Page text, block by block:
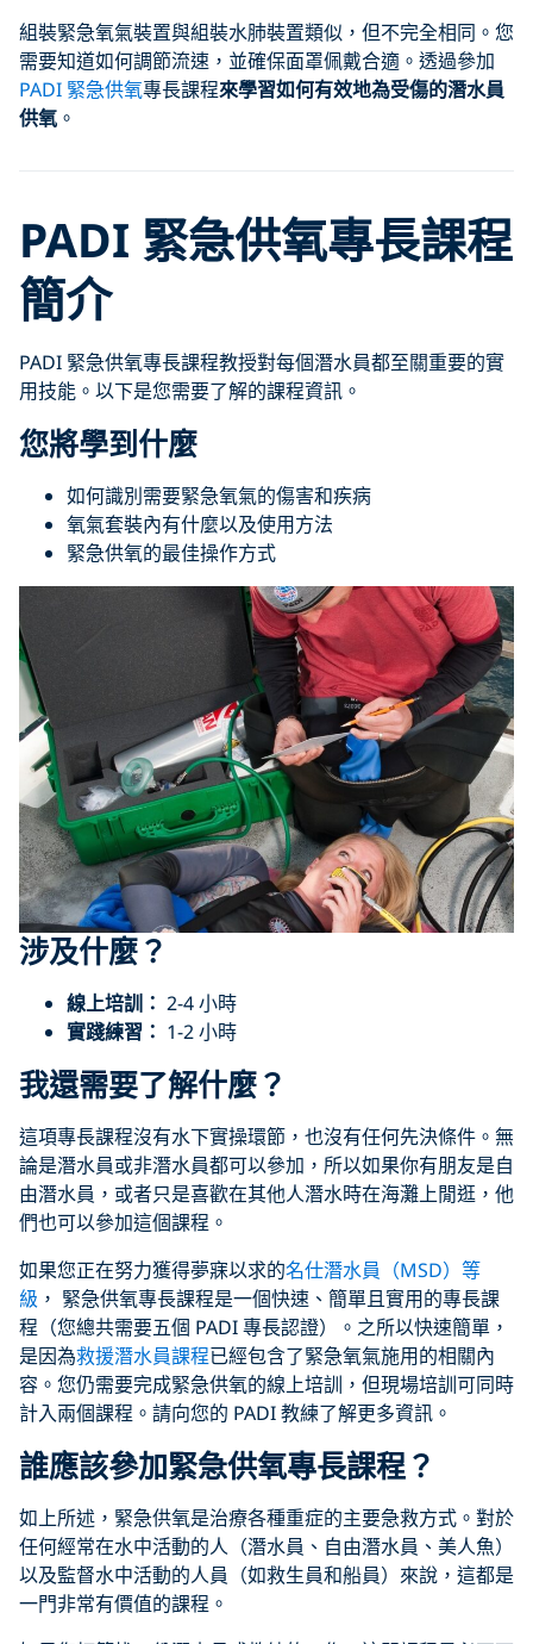
組裝緊急氧氣裝置與組裝水肺裝置類似，但不完全相同。您
需要知道如何調節流速，並確保面罩佩戴合適。透過參加
PADI 緊急供氧專長課程來學習如何有效地為受傷的潛水員
供氧 。
PADI 緊急供氧專長課程
簡介
PADI 緊急供氧專長課程教授對每個潛水員都至關重要的實
用技能。以下是您需要了解的課程資訊。
您將學到什麼
如何識別需要緊急氧氣的傷害和疾病
氧氣套裝內有什麼以及使用方法
緊急供氧的最佳操作方式
涉及什麼？
線上培訓： 2-4 小時
實踐練習： 1-2 小時
我還需要了解什麼？
這項專長課程沒有水下實操環節，也沒有任何先決條件。無
論是潛水員或非潛水員都可以參加，所以如果你有朋友是自
由潛水員，或者只是喜歡在其他人潛水時在海灘上閒逛，他
們也可以參加這個課程。
如果您正在努力獲得夢寐以求的名仕潛水員（MSD）等
級 ， 緊急供氧專長課程是一個快速、簡單且實用的專長課
程（您總共需要五個 PADI 專長認證）。之所以快速簡單，
是因為救援潛水員課程已經包含了緊急氧氣施用的相關內
容。您仍需要完成緊急供氧的線上培訓，但現場培訓可同時
計入兩個課程。請向您的 PADI 教練了解更多資訊。
誰應該參加緊急供氧專長課程？
如上所述，緊急供氧是治療各種重症的主要急救方式。對於
任何經常在水中活動的人（潛水員、自由潛水員、美人魚）
以及監督水中活動的人員（如救生員和船員）來說，這都是
一門非常有價值的課程。